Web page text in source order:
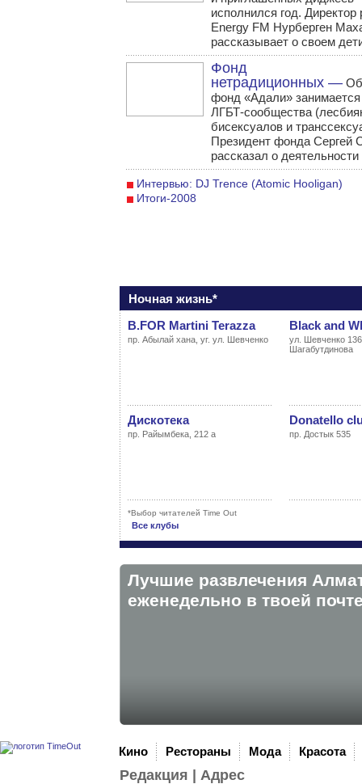
исполнился год. Директор
Energy FM Нурберген
рассказывает о своем
Фонд
нетрадиционных —
фонд «Адали»
ЛГБТ-сообщества
бисексуалов и
Президент фонда Сергей
рассказал о деятельности
Интервью: DJ Trence (Atomic Hooligan)
Итоги-2008
Ночная жизнь*
B.FOR Martini Terazza
пр. Абылай хана, уг. ул. Шевченко
Black and
ул. Шевченко
Шагабутдинова
Дискотека
пр. Райымбека, 212 а
Donatello
пр. Достык 535
*Выбор читателей Time Out
Все клубы
Лучшие развлечения
eженедельно в твоей
Кино Рестораны Мода Красота
Редакция Адрес